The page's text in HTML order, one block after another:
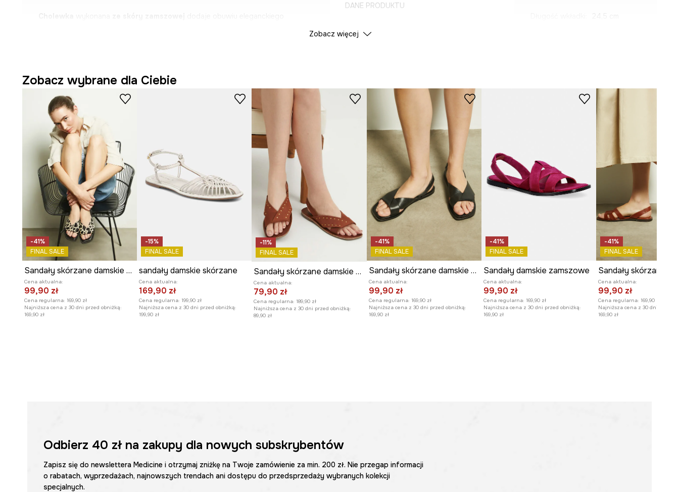
Płaska podeszwa z gumy(TPR) sprzyja stabilności i wygodzie chodzenia.
Elastycznypasek na pięcie z gumką
umożliwia precyzyjne dopasowanie
do stopy.
Ozdobny złoty detal
na pasku na dużym palcu dodaje obuwiu subtelnego
blasku.
DANE PRODUKTU
Kolor
Producent
Tabela rozmiarów
Zobacz więcej
Zobacz wybrane dla Ciebie
-41%
FINAL SALE
Sandały skórzane damskie z włosiem kolor beżowy
Cena aktualna:
99,90 zł
Cena regularna: 169,90 zł
Najniższa cena z 30 dni przed obniżką:
169,90 zł
-15%
FINAL SALE
sandały damskie skórzane
Cena aktualna:
169,90 zł
Cena regularna: 199,90 zł
Najniższa cena z 30 dni przed obniżką:
199,90 zł
-11%
FINAL SALE
Sandały skórzane damskie z aplikacją kolor brązowy
Cena aktualna:
79,90 zł
Cena regularna: 189,90 zł
Najniższa cena z 30 dni przed obniżką:
89,90 zł
-41%
FINAL SALE
Sandały skórzane damskie kolor czarny
Cena aktualna:
99,90 zł
Cena regularna: 169,90 zł
Najniższa cena z 30 dni przed obniżką:
169,90 zł
-41%
FINAL SALE
Sandały damskie zamszowe
Cena aktualna:
99,90 zł
Cena regularna: 169,90 zł
Najniższa cena z 30 dni przed obniżką:
169,90 zł
-41%
FINAL SALE
Cena aktualna:
99,90 zł
Cena regularna: 169,90 zł
Najniższa cena z 30 dni przed
169,90 zł
Odbierz 40 złna zakupy dla nowych subskrybentów
Zapisz się do newslettera Medicine i otrzymaj zniżkę na Twoje zamówienie za min. 200 zł. Nie przegap informacji
o rabatach, wyprzedażach, najnowszych trendach ani dostępu do przedsprzedaży wybranych kolekcji
specjalnych.